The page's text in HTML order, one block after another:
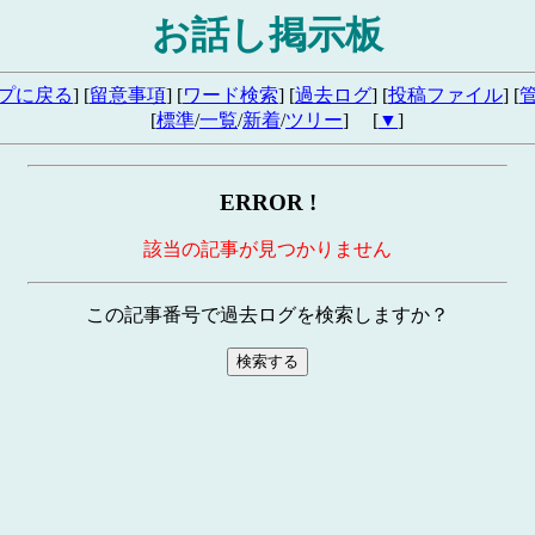
お話し掲示板
に戻る] [留意事項] [ワード検索] [過去ログ] [投稿ファイル] [
[標準/一覧/新着/ツリー] [▼]
ERROR !
該当の記事が見つかりません
この記事番号で過去ログを検索しますか？